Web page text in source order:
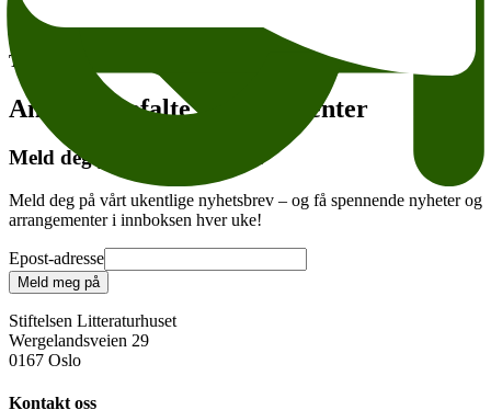
Legg til i kalender
Tema:
Andre anbefalte arrangementer
Meld deg på vårt nyhetsbrev
Meld deg på vårt ukentlige nyhetsbrev – og få spennende nyheter og
arrangementer i innboksen hver uke!
Epost-adresse
Meld meg på
Stiftelsen Litteraturhuset
Wergelandsveien 29
0167 Oslo
Kontakt oss